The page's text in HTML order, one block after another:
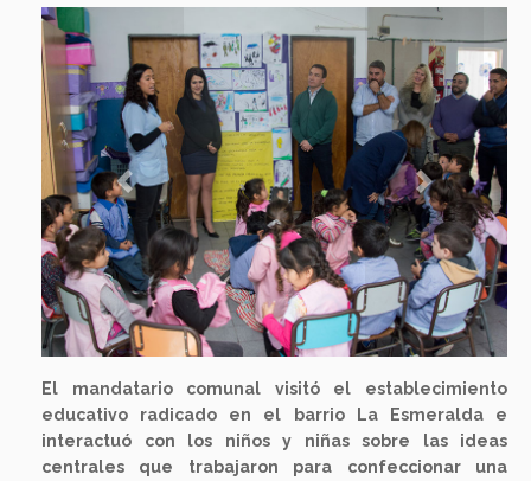
Previous Next
El mandatario comunal visitó el establecimiento
educativo radicado en el barrio La Esmeralda e
interactuó con los niños y niñas sobre las ideas
centrales que trabajaron para confeccionar una